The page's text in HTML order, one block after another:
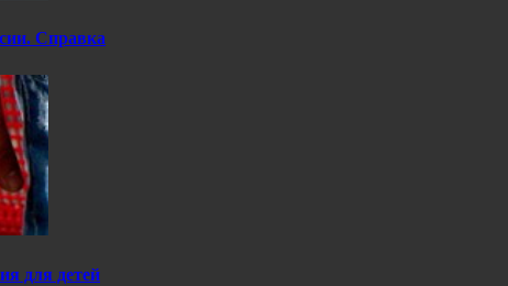
Справка
для детей